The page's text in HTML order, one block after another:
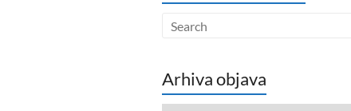
Arhiva objava